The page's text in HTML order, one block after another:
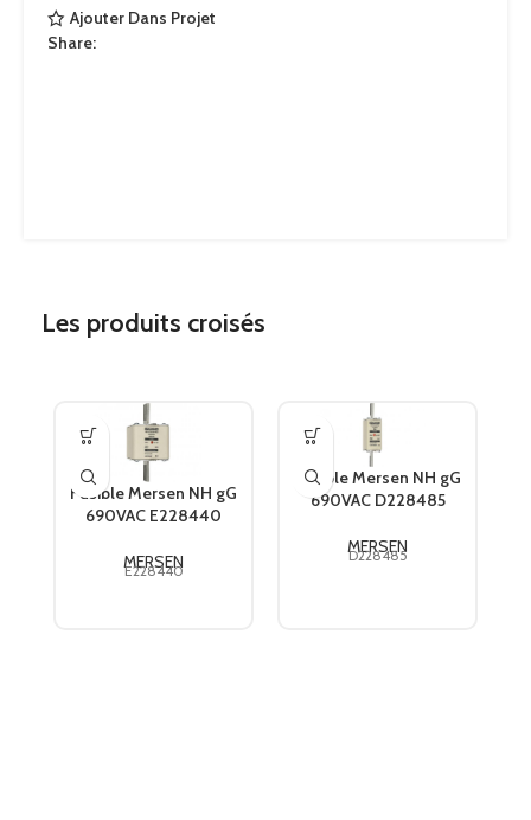
Ajouter Dans Projet
Share:
Les produits croisés
Fusible Mersen NH gG
690VAC E228440
MERSEN
E228440
Fusible Mersen NH gG
690VAC D228485
MERSEN
D228485